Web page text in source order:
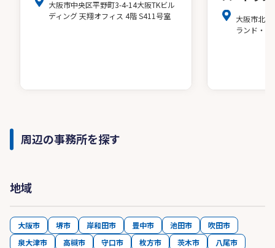
大阪市中央区平野町3-4-14大阪TKビル
ディング 天翔オフィス 4階 S411号室
大阪市北
ランド・
周辺の事務所を探す
地域
大阪市 堺市 岸和田市 豊中市 池田市
吹田市
泉大津市
高槻市 守口市 枚方市 茨木市
八尾市